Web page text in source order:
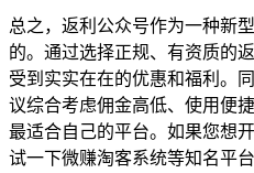
总之，返利公众号作为一种新
的。通过选择正规、有资质的
受到实实在在的优惠和福利。
议综合考虑佣金高低、使用便
最适合自己的平台。如果您想
试一下微赚淘客系统等知名平台